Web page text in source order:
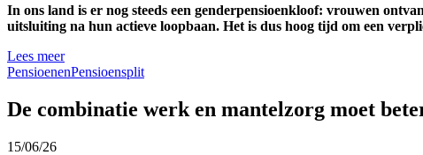
In ons land is er nog steeds een genderpensioenkloof: vrouwen
uitsluiting na hun actieve loopbaan. Het is dus hoog tijd om een
Lees meer
PensioenenPensioensplit
De combinatie werk en mantelzorg moet
15/06/26